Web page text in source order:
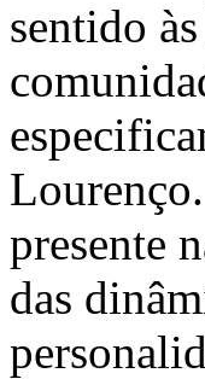
sentido
presente
das